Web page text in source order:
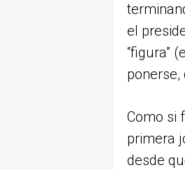
el
“figura”
ponerse,
Como si
primera
desde